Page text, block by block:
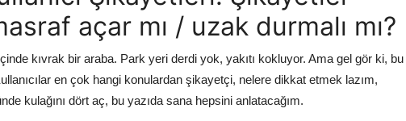
açar mı / uzak durmalı mı?
kıvrak bir araba. Park yeri derdi yok, yakıtı kokluyor. Ama gel gör ki, bu
en çok hangi konulardan şikayetçi, nelere dikkat etmek lazım,
kulağını dört aç, bu yazıda sana hepsini anlatacağım.